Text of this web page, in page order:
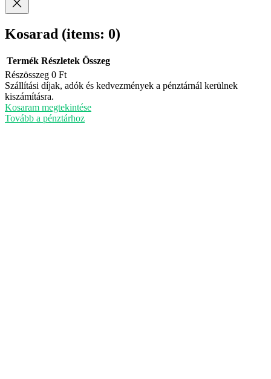
Kosarad (items: 0)
Termékek
a
kosárban
Termék Részletek Összeg
Részösszeg 0 Ft
Szállítási díjak, adók és kedvezmények a pénztárnál kerülnek
kiszámításra.
Kosaram megtekintése
Tovább a pénztárhoz